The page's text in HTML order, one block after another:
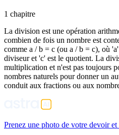
1 chapitre
La division est une opération
combien de fois un nombre est
comme a / b = c (ou a / b = c), où
diviseur et 'c' est le quotient. La
multiplication et n'est pas toujours
nombres naturels pour donner un
conduit aux fractions ou aux
Prenez une photo de votre devoir